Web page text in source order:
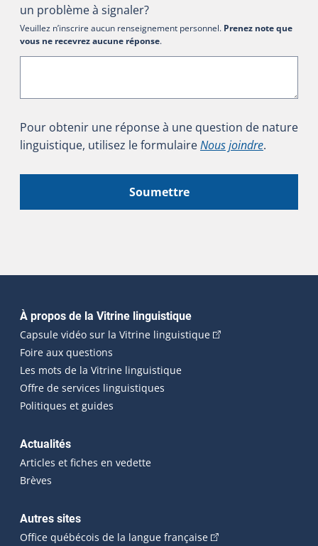
un problème à signaler?
Veuillez n’inscrire aucun renseignement personnel. Prenez note que
vous ne recevrez aucune réponse.
Pour obtenir une réponse à une question de nature
linguistique, utilisez le formulaireNous joindre.
Soumettre
Navigation principale
À propos de la Vitrine linguistique
Capsule vidéo sur la Vitrine linguistique(Cet hyperlien
Foire aux questions
Les mots de la Vitrine linguistique
Offre de services linguistiques
Politiques et guides
Actualités
Articles et fiches en vedette
Brèves
Autres sites
Office québécois de la langue française(Cet hyperlien